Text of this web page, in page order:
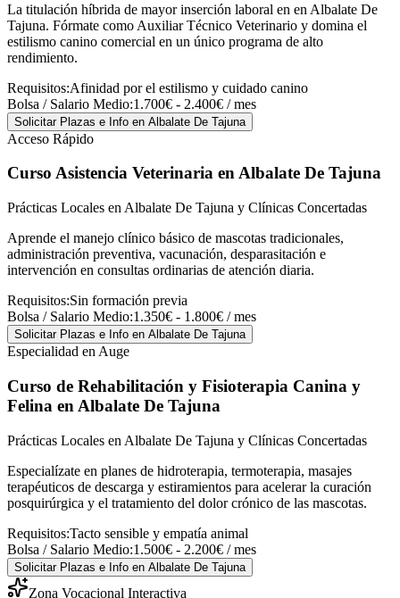
La titulación híbrida de mayor inserción laboral en en Albalate De
Tajuna. Fórmate como Auxiliar Técnico Veterinario y domina el
estilismo canino comercial en un único programa de alto
rendimiento.
Requisitos:Afinidad por el estilismo y cuidado canino
Bolsa / Salario Medio:1.700€ - 2.400€ / mes
Solicitar Plazas e Info en Albalate De Tajuna
Acceso Rápido
Curso Asistencia Veterinaria en Albalate De Tajuna
Prácticas Locales en Albalate De Tajuna y Clínicas Concertadas
Aprende el manejo clínico básico de mascotas tradicionales,
administración preventiva, vacunación, desparasitación e
intervención en consultas ordinarias de atención diaria.
Requisitos:Sin formación previa
Bolsa / Salario Medio:1.350€ - 1.800€ / mes
Solicitar Plazas e Info en Albalate De Tajuna
Especialidad en Auge
Curso de Rehabilitación y Fisioterapia Canina y
Felina en Albalate De Tajuna
Prácticas Locales en Albalate De Tajuna y Clínicas Concertadas
Especialízate en planes de hidroterapia, termoterapia, masajes
terapéuticos de descarga y estiramientos para acelerar la curación
posquirúrgica y el tratamiento del dolor crónico de las mascotas.
Requisitos:Tacto sensible y empatía animal
Bolsa / Salario Medio:1.500€ - 2.200€ / mes
Solicitar Plazas e Info en Albalate De Tajuna
Zona Vocacional Interactiva